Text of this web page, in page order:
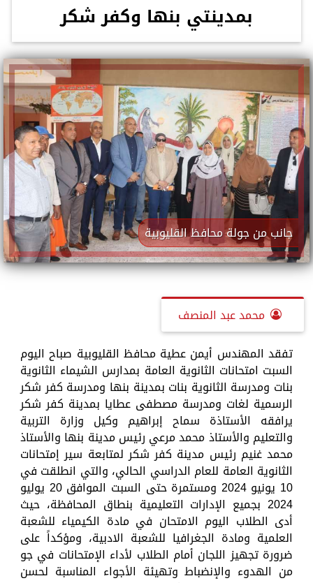
بمدينتي بنها وكفر شكر
جانب من جولة محافظ القليوبية
محمد عبد المنصف
تفقد المهندس أيمن عطية محافظ القليوبية صباح اليوم
السبت امتحانات الثانوية العامة بمدارس الشيماء الثانوية
بنات ومدرسة الثانوية بنات بمدينة بنها ومدرسة كفر شكر
الرسمية لغات ومدرسة مصطفى عطايا بمدينة كفر شكر
يرافقه الأستاذة سماح إبراهيم وكيل وزارة التربية
والتعليم والأستاذ محمد مرعي رئيس مدينة بنها والأستاذ
محمد غنيم رئيس مدينة كفر شكر لمتابعة سير إمتحانات
الثانوية العامة للعام الدراسي الحالي، والتي انطلقت في
10 يونيو 2024 ومستمرة حتى السبت الموافق 20 يوليو
2024 بجميع الإدارات التعليمية بنطاق المحافظة، حيث
أدى الطلاب اليوم الامتحان في مادة الكيمياء للشعبة
العلمية ومادة الجغرافيا للشعبة الادبية، ومؤكداً على
ضرورة تجهيز اللجان أمام الطلاب لأداء الإمتحانات في جو
من الهدوء والإنضباط وتهيئة الأجواء المناسبة لحسن